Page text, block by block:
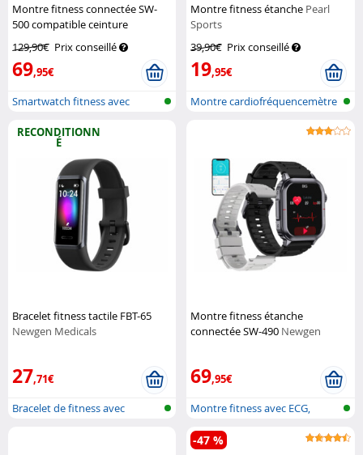
Montre fitness connectée SW-
500 compatible ceinture
Newgen Medicals
129,90€ Prix conseillé
69,95€
Smartwatch fitness avec
Montre fitness étanche Pearl
Sports
39,90€ Prix conseillé
19,95€
Montre cardiofréquencemètre
RECONDITIONN
É
Bracelet fitness tactile FBT-65
Newgen Medicals
27,71€
Bracelet de fitness avec
Montre fitness étanche
connectée SW-490 Newgen
69,95€
Montre fitness avec ECG,
fréquence...
-47 %